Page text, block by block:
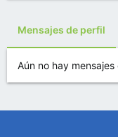
Mensajes de perfil
Aún no hay